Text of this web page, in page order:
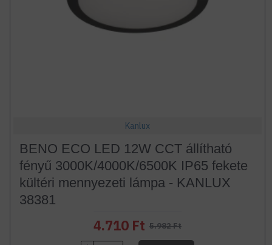
Kanlux
BENO ECO LED 12W CCT állítható
fényű 3000K/4000K/6500K IP65 fekete
kültéri mennyezeti lámpa - KANLUX
38381
4.710 Ft 5.982 Ft